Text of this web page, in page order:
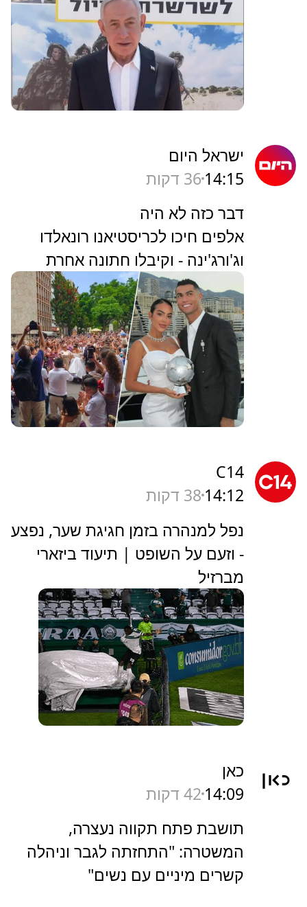
ישראל היום
14:15 36 דקות
דבר כזה לא היה
אלפים חיכו לכריסטיאנו רונאלדו
וג'ורג'ינה - וקיבלו חתונה אחרת
C14
14:12 38 דקות
נפל למנהרה בזמן חגיגת שער, נפצע
- וזעם על השופט | תיעוד ביזארי
מברזיל
כאן
14:09 42 דקות
תושבת פתח תקווה נעצרה,
המשטרה: "התחזתה לגבר וניהלה
קשרים מיניים עם נשים"